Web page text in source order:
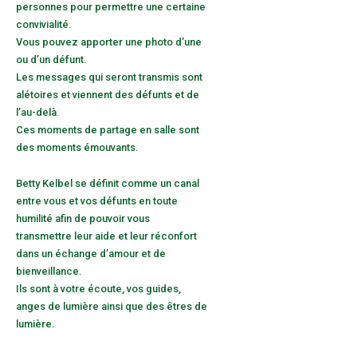
personnes pour permettre une certaine
convivialité.
Vous pouvez apporter une photo d’une
ou d’un défunt.
Les messages qui seront transmis sont
alétoires et viennent des défunts et de
l’au-delà.
Ces moments de partage en salle sont
des moments émouvants.
Betty Kelbel se définit comme un canal
entre vous et vos défunts en toute
humilité afin de pouvoir vous
transmettre leur aide et leur réconfort
dans un échange d’amour et de
bienveillance.
Ils sont à votre écoute, vos guides,
anges de lumière ainsi que des êtres de
lumière.